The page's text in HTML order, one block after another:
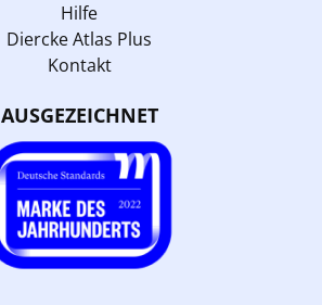
Hilfe
Diercke Atlas Plus
Kontakt
AUSGEZEICHNET